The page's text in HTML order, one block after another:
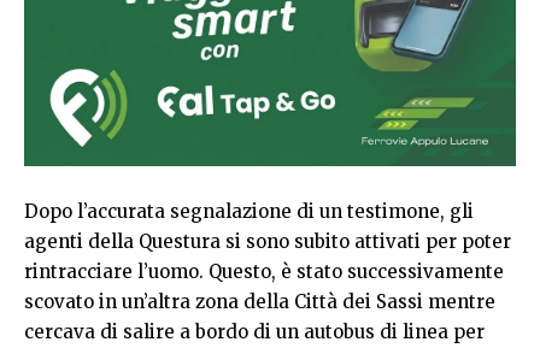
Dopo l’accurata segnalazione di un testimone, gli
agenti della Questura si sono subito attivati per poter
rintracciare l’uomo. Questo, è stato successivamente
scovato in un’altra zona della Città dei Sassi mentre
cercava di salire a bordo di un autobus di linea per